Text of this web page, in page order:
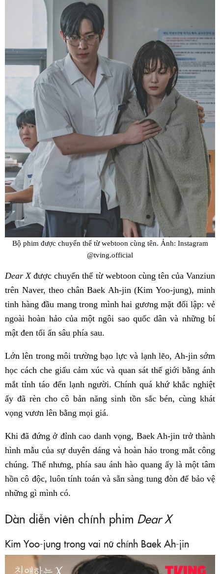
Bộ phim được chuyển thể từ webtoon cùng tên. Ảnh: Instagram
@tving.official
Dear Xđược chuyển thể từ webtoon cùng tên của Vanziun
trên Naver, theo chân Baek Ah-jin (Kim Yoo-jung), minh
tinh hàng đầu mang trong mình hai gương mặt đối lập: vẻ
ngoài hoàn hảo của một ngôi sao quốc dân và những bí
mật đen tối ẩn sâu phía sau.
Lớn lên trong môi trường bạo lực và lạnh lẽo, Ah-jin sớm
học cách che giấu cảm xúc và quan sát thế giới bằng ánh
mắt tỉnh táo đến lạnh người. Chính quá khứ khắc nghiệt
ấy đã rèn cho cô bản năng sinh tồn sắc bén, cùng khát
vọng vươn lên bằng mọi giá.
Khi đã đứng ở đỉnh cao danh vọng, Baek Ah-jin trở thành
hình mẫu của sự duyên dáng và hoàn hảo trong mắt công
chúng. Thế nhưng, phía sau ánh hào quang ấy là một tâm
hồn cô độc, luôn tính toán và sẵn sàng tung đòn để bảo vệ
những gì mình có.
Dàn diễn viên chính phim Dear X
Kim Yoo-jung trong vai nữ chính Baek Ah-jin